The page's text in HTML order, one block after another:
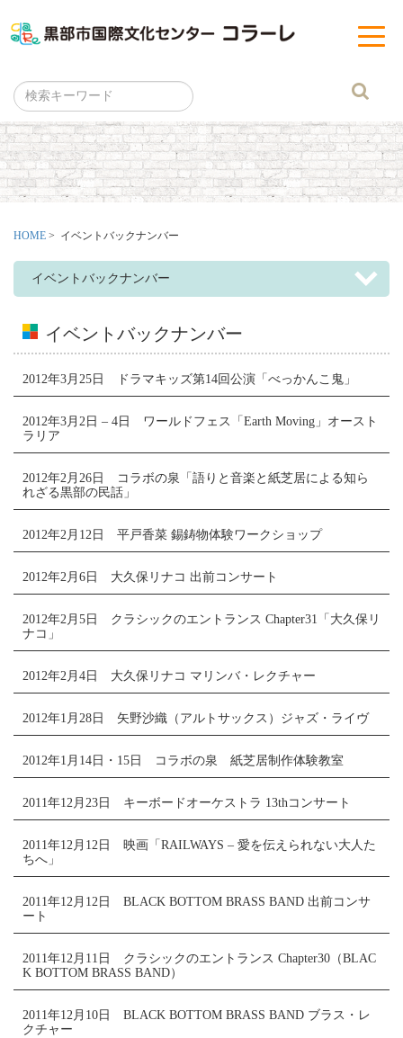
黒部
t
o
v
i
g
a
t
i
o
HOME > イベントバックナンバー
イベントバックナンバー
イベントバックナンバー
2012年3月25日 ドラマキッズ第14回公演「べっかんこ鬼」
2012年3月2日 – 4日 ワールドフェス「Earth Moving」オースト
ラリア
2012年2月26日 コラボの泉「語りと音楽と紙芝居による知ら
れざる黒部の民話」
2012年2月12日 平戸香菜 錫鋳物体験ワークショップ
2012年2月6日 大久保リナコ 出前コンサート
2012年2月5日 クラシックのエントランス Chapter31「大久保リ
ナコ」
2012年2月4日 大久保リナコ マリンバ・レクチャー
2012年1月28日 矢野沙織（アルトサックス）ジャズ・ライヴ
2012年1月14日・15日 コラボの泉 紙芝居制作体験教室
2011年12月23日 キーボードオーケストラ 13thコンサート
2011年12月12日 映画「RAILWAYS – 愛を伝えられない大人た
ちへ」
2011年12月12日 BLACK BOTTOM BRASS BAND 出前コンサ
ート
2011年12月11日 クラシックのエントランス Chapter30（BLAC
K BOTTOM BRASS BAND）
2011年12月10日 BLACK BOTTOM BRASS BAND ブラス・レ
クチャー